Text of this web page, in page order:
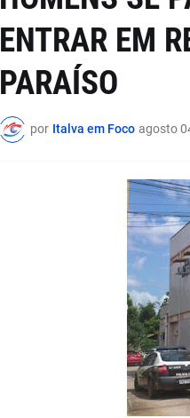
ENTRAR EM
PARAÍSO
por Italva em Foco agosto